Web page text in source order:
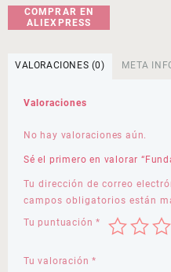
COMPRAR EN
ALIEXPRESS
VALORACIONES (0) META
Valoraciones
No hay valoraciones aún.
Sé el primero en valorar
Tu dirección de correo
campos obligatorios están
Tu puntuación*
Tu valoración*